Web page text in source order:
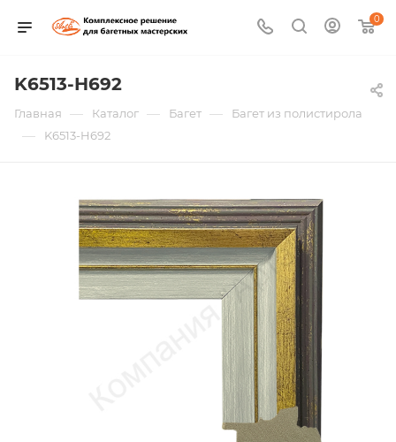
0
K6513-H692
Главная — Каталог — Багет — Багет из полистирола
— K6513-H692